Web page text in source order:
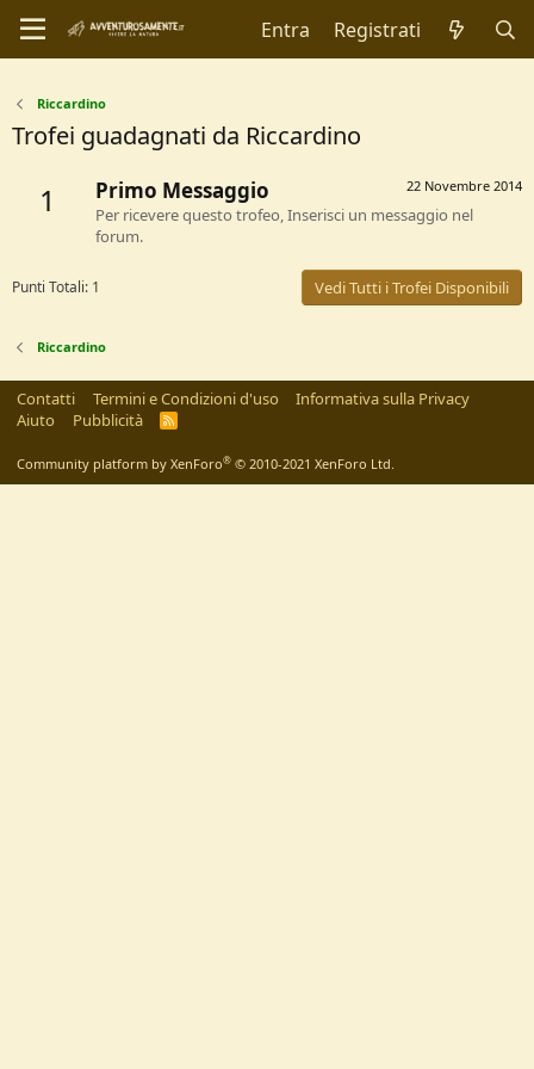
Entra Registrati
Riccardino
Trofei guadagnati da Riccardino
1 22 Novembre 2014
Primo Messaggio
Per ricevere questo trofeo, Inserisci un messaggio nel
forum.
Punti Totali: 1 Vedi Tutti i Trofei Disponibili
Riccardino
Contatti Termini e Condizioni d'uso
Informativa sulla Privacy
Aiuto
Pubblicità
R
Community platform by XenForo® © 2010-2021 XenForo Ltd.